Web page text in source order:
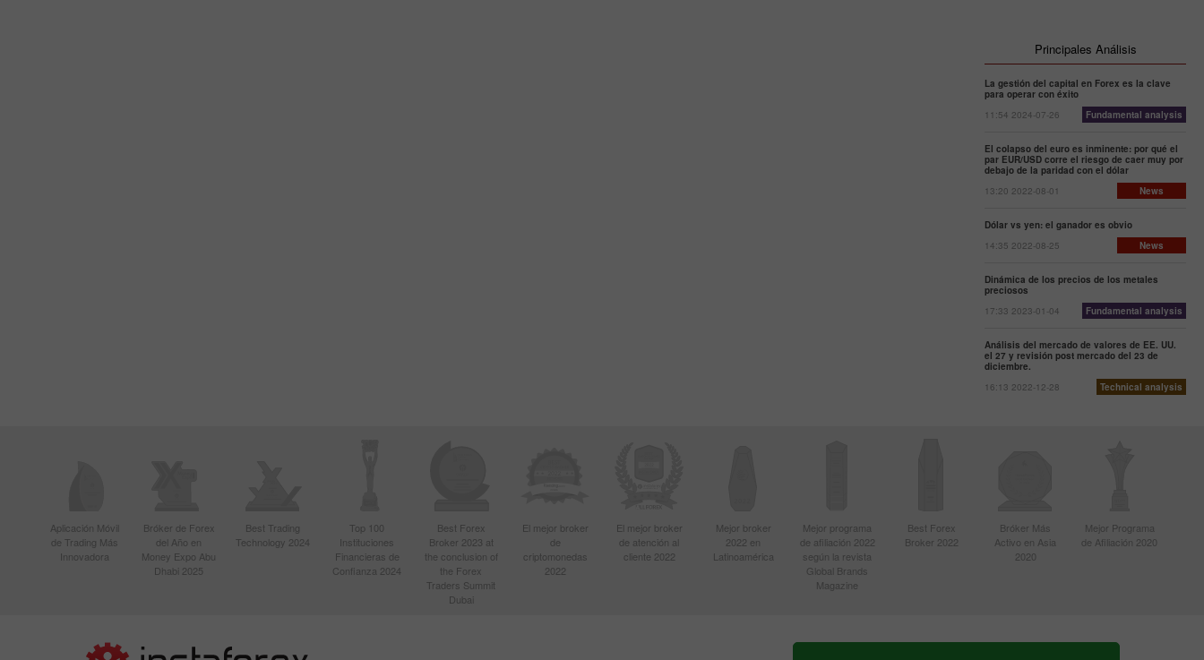
Principales Análisis
La gestión del capital en Forex es la clave
para operar con éxito
11:54 2024-07-26
Fundamental analysis
El colapso del euro es inminente: por qué el
par EUR/USD corre el riesgo de caer muy por
debajo de la paridad con el dólar
13:20 2022-08-01
News
Dólar vs yen: el ganador es obvio
14:35 2022-08-25
News
Dinámica de los precios de los metales
preciosos
17:33 2023-01-04
Fundamental analysis
Análisis del mercado de valores de EE. UU.
el 27 y revisión post mercado del 23 de
diciembre.
16:13 2022-12-28
Technical analysis
Aplicación Móvil
de Trading Más
Innovadora
Bróker de Forex
del Año en
Money Expo Abu
Dhabi 2025
Best Trading
Technology 2024
Top 100
Instituciones
Financieras de
Confianza 2024
Best Forex
Broker 2023 at
the conclusion of
the Forex
Traders Summit
Dubai
El mejor broker
de
criptomonedas
2022
El mejor broker
de atención al
cliente 2022
Mejor broker
2022 en
Latinoamérica
Mejor programa
de afiliación 2022
según la revista
Global Brands
Magazine
Best Forex
Broker 2022
Bróker Más
Activo en Asia
2020
Mejor Programa
de Afiliación 2020